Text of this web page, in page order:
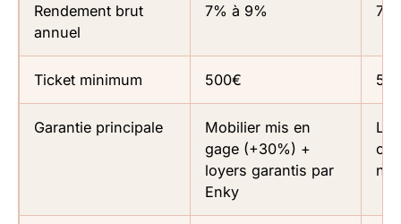
Rendement brut
annuel
7% à 9%
Ticket minimum 500€
Garantie principale
Mobilier mis en
gage (+30%) +
loyers garantis par
Enky